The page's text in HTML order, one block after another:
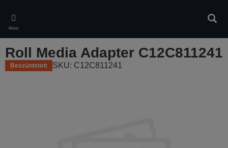
main
content
Menü
Roll Media Adapter C12C811241
Beszüntetett SKU: C12C811241